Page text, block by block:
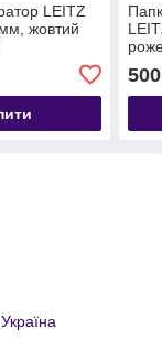
LEITZ
жовтий
500